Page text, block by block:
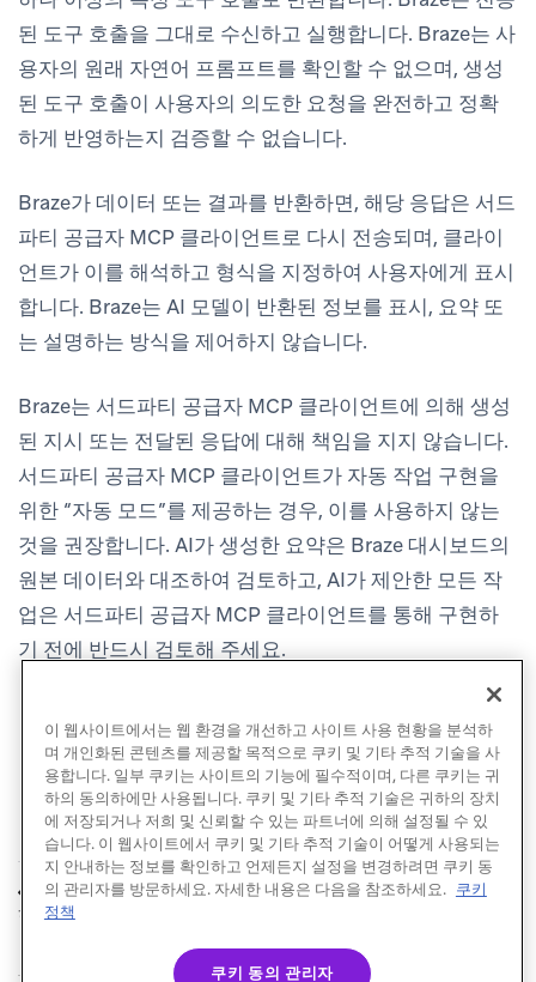
된 도구 호출을 그대로 수신하고 실행합니다. Braze는 사
용자의 원래 자연어 프롬프트를 확인할 수 없으며, 생성
된 도구 호출이 사용자의 의도한 요청을 완전하고 정확
하게 반영하는지 검증할 수 없습니다.
Braze가 데이터 또는 결과를 반환하면, 해당 응답은 서드
파티 공급자 MCP 클라이언트로 다시 전송되며, 클라이
언트가 이를 해석하고 형식을 지정하여 사용자에게 표시
합니다. Braze는 AI 모델이 반환된 정보를 표시, 요약 또
는 설명하는 방식을 제어하지 않습니다.
Braze는 서드파티 공급자 MCP 클라이언트에 의해 생성
된 지시 또는 전달된 응답에 대해 책임을 지지 않습니다.
서드파티 공급자 MCP 클라이언트가 자동 작업 구현을
위한 “자동 모드”를 제공하는 경우, 이를 사용하지 않는
것을 권장합니다. AI가 생성한 요약은 Braze 대시보드의
원본 데이터와 대조하여 검토하고, AI가 제안한 모든 작
업은 서드파티 공급자 MCP 클라이언트를 통해 구현하
기 전에 반드시 검토해 주세요.
이전Braze MCP 서버 사용
하기
이 웹사이트에서는 웹 환경을 개선하고 사이트 사용 현황을 분석하
며 개인화된 콘텐츠를 제공할 목적으로 쿠키 및 기타 추적 기술을 사
용합니다. 일부 쿠키는 사이트의 기능에 필수적이며, 다른 쿠키는 귀
하의 동의하에만 사용됩니다. 쿠키 및 기타 추적 기술은 귀하의 장치
에 저장되거나 저희 및 신뢰할 수 있는 파트너에 의해 설정될 수 있
습니다. 이 웹사이트에서 쿠키 및 기타 추적 기술이 어떻게 사용되는
지 안내하는 정보를 확인하고 언제든지 설정을 변경하려면 쿠키 동
의 관리자를 방문하세요. 자세한 내용은 다음을 참조하세요. 쿠키
정책
쿠키 동의 관리자